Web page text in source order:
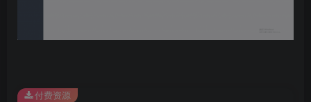
付费资源